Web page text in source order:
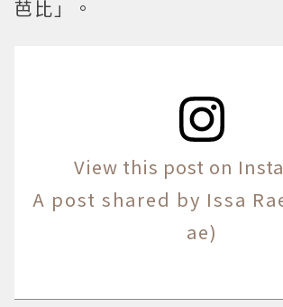
芭比」。
View this post on
A post shared by Issa
ae)